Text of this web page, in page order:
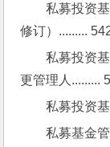
私募投资
修订）.........
私募投资
更管理人.........
私募投资
私募基金